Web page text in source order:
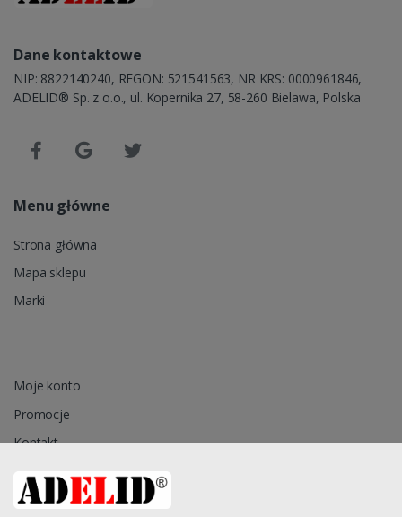
Dane kontaktowe
NIP: 8822140240, REGON: 521541563, NR KRS: 0000961846,
ADELID® Sp. z o.o., ul. Kopernika 27, 58-260 Bielawa, Polska
Menu główne
Strona główna
Mapa sklepu
Marki
Moje konto
Promocje
Kontakt